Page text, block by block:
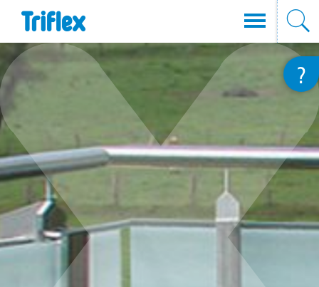
Direkt
zum
Inhalt
?